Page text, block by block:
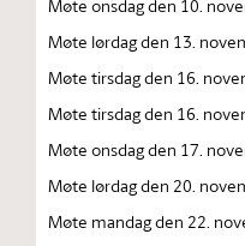
Møte onsdag den 10.
Møte lørdag den 13.
Møte tirsdag den 16.
Møte tirsdag den 16.
Møte onsdag den 17.
Møte lørdag den 20.
Møte mandag den 22.